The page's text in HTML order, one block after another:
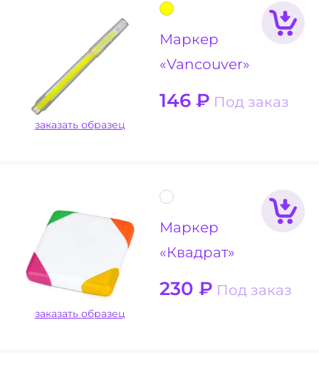
Маркер
«Vancouver»
146 ₽ Под заказ
заказать образец
Маркер
«Квадрат»
230 ₽ Под заказ
заказать образец